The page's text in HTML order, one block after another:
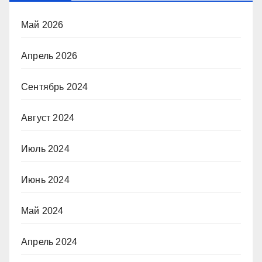
Май 2026
Апрель 2026
Сентябрь 2024
Август 2024
Июль 2024
Июнь 2024
Май 2024
Апрель 2024